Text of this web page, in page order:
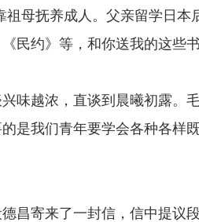
祖母抚养成人。父亲留学日
民约》等，和你送我的这些
越浓，直谈到晨曦初露。毛
是我们青年要学会各种各样
寄来了一封信，信中提议